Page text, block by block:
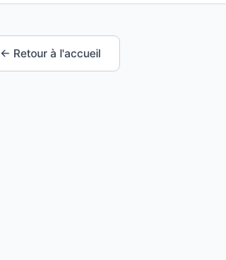
← Retour à l'accueil